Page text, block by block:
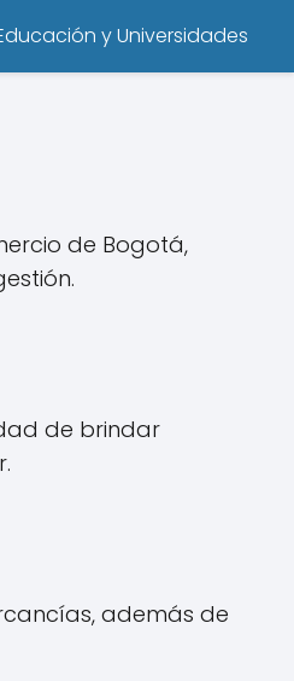
y Universidades
de Bogotá,
de brindar
además de